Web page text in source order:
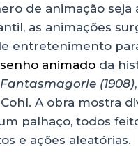
de animação seja
as animações
entretenimento
animado da
Fantasmagorie (1908)
A obra mostra
palhaço, todos
e ações aleatórias.